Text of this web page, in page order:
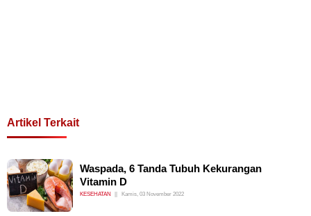
Artikel Terkait
Waspada, 6 Tanda Tubuh Kekurangan
Vitamin D
KESEHATAN Kamis, 03 November 2022